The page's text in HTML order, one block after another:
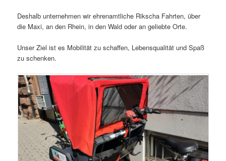
Deshalb unternehmen wir ehrenamtliche Rikscha Fahrten, über
die Maxi, an den Rhein, in den Wald oder an geliebte Orte.
Unser Ziel ist es Mobilität zu schaffen, Lebensqualität und Spaß
zu schenken.